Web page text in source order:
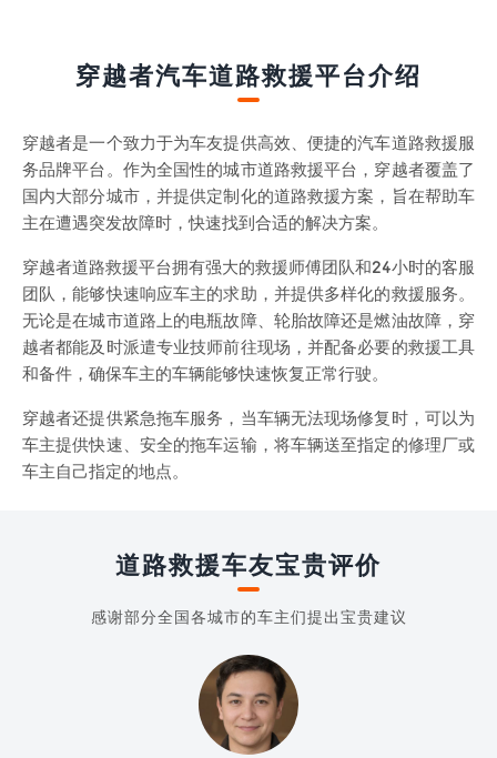
穿越者汽车道路救援平台介绍
穿越者是一个致力于为车友提供高效、便捷的汽车道路救援服
务品牌平台。作为全国性的城市道路救援平台，穿越者覆盖了
国内大部分城市，并提供定制化的道路救援方案，旨在帮助车
主在遭遇突发故障时，快速找到合适的解决方案。
穿越者道路救援平台拥有强大的救援师傅团队和24小时的客服
团队，能够快速响应车主的求助，并提供多样化的救援服务。
无论是在城市道路上的电瓶故障、轮胎故障还是燃油故障，穿
越者都能及时派遣专业技师前往现场，并配备必要的救援工具
和备件，确保车主的车辆能够快速恢复正常行驶。
穿越者还提供紧急拖车服务，当车辆无法现场修复时，可以为
车主提供快速、安全的拖车运输，将车辆送至指定的修理厂或
车主自己指定的地点。
道路救援车友宝贵评价
感谢部分全国各城市的车主们提出宝贵建议